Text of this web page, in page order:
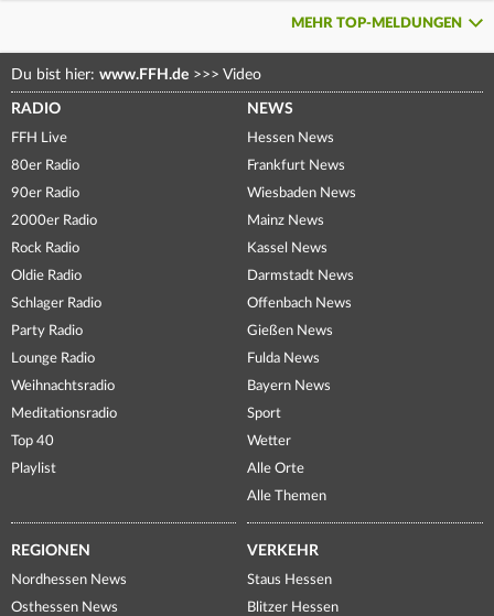
MEHR TOP-MELDUNGEN
Du bist hier: www.FFH.de >>> Video
RADIO
FFH Live
80er Radio
90er Radio
2000er Radio
Rock Radio
Oldie Radio
Schlager Radio
Party Radio
Lounge Radio
Weihnachtsradio
Meditationsradio
Top 40
Playlist
NEWS
Hessen News
Frankfurt News
Wiesbaden News
Mainz News
Kassel News
Darmstadt News
Offenbach News
Gießen News
Fulda News
Bayern News
Sport
Wetter
Alle Orte
Alle Themen
REGIONEN
Nordhessen News
Osthessen News
VERKEHR
Staus Hessen
Blitzer Hessen